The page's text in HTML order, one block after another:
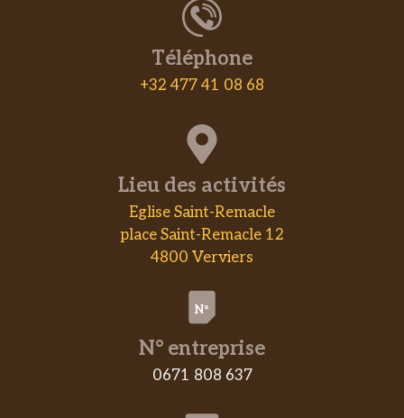
Téléphone
+32 477 41 08 68
Lieu des activités
Eglise Saint-Remacle
place Saint-Remacle 12
4800 Verviers
N°
N° entreprise
0671 808 637